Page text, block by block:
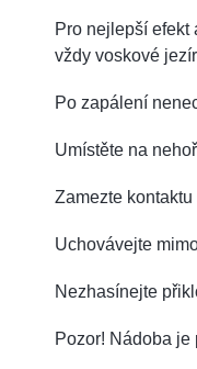
Pro nejlepší efekt
vždy voskové
Po zapálení
Umístěte na
Zamezte
Uchovávejte
Nezhasínejte
Pozor! Nádoba je